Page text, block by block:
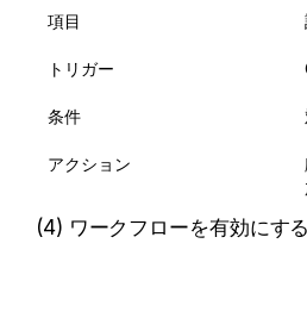
項目
トリガー
条件
アクション
(4) ワークフローを有効にする